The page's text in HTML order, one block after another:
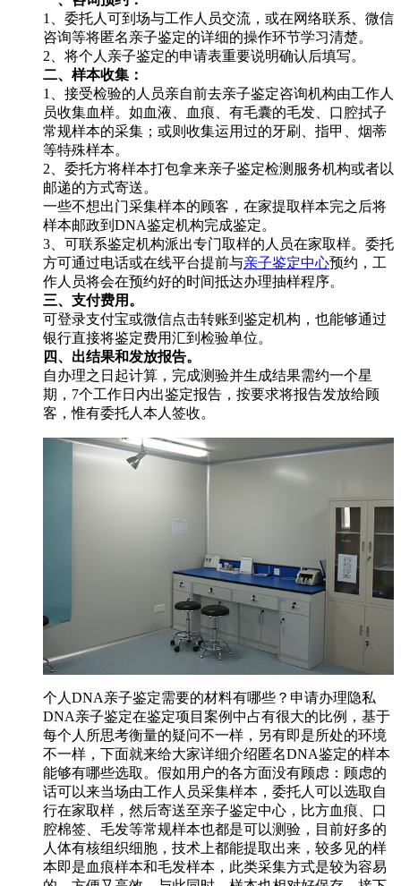
1、委托人可到场与工作人员交流，或在网络联系、微信
咨询等将匿名亲子鉴定的详细的操作环节学习清楚。
2、将个人亲子鉴定的申请表重要说明确认后填写。
二、样本收集：
1、接受检验的人员亲自前去亲子鉴定咨询机构由工作人
员收集血样。如血液、血痕、有毛囊的毛发、口腔拭子
常规样本的采集；或则收集运用过的牙刷、指甲、烟蒂
等特殊样本。
2、委托方将样本打包拿来亲子鉴定检测服务机构或者以
邮递的方式寄送。
一些不想出门采集样本的顾客，在家提取样本完之后将
样本邮政到DNA鉴定机构完成鉴定。
3、可联系鉴定机构派出专门取样的人员在家取样。委托
方可通过电话或在线平台提前与亲子鉴定中心预约，工
作人员将会在预约好的时间抵达办理抽样程序。
三、支付费用。
可登录支付宝或微信点击转账到鉴定机构，也能够通过
银行直接将鉴定费用汇到检验单位。
四、出结果和发放报告。
自办理之日起计算，完成测验并生成结果需约一个星
期，7个工作日内出鉴定报告，按要求将报告发放给顾
客，惟有委托人本人签收。
个人DNA亲子鉴定需要的材料有哪些？申请办理隐私
DNA亲子鉴定在鉴定项目案例中占有很大的比例，基于
每个人所思考衡量的疑问不一样，另有即是所处的环境
不一样，下面就来给大家详细介绍匿名DNA鉴定的样本
能够有哪些选取。假如用户的各方面没有顾虑：顾虑的
话可以来当场由工作人员采集样本，委托人可以选取自
行在家取样，然后寄送至亲子鉴定中心，比方血痕、口
腔棉签、毛发等常规样本也都是可以测验，目前好多的
人体有核组织细胞，技术上都能提取出来，较多见的样
本即是血痕样本和毛发样本，此类采集方式是较为容易